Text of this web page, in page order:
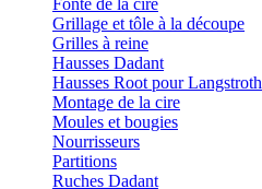
Fonte de la cire
Grillage et tôle à la découpe
Grilles à reine
Hausses Dadant
Hausses Root pour Langstroth
Montage de la cire
Moules et bougies
Nourrisseurs
Partitions
Ruches Dadant